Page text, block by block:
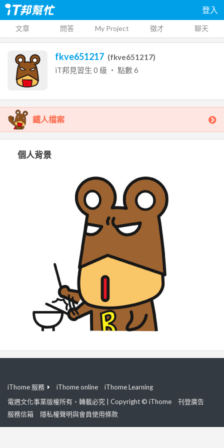
登入
文章 問答 My Project 徵才 聊天
fkve651217 (fkve651217)
iT邦見習生 0 級 ‧ 點數6
鐵人檔案
個人背景
iThome 服務 iThome online
iThome Learning
電週文化事業版權所有、轉載必究 | Copyright © iThome
刊登廣告
服務信箱
隱私權聲明與會員使用條款